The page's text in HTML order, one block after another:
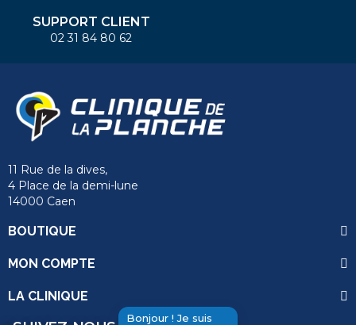
Bonjour ! Je suis
SUPPORT CLIENT
02 31 84 80 62
11 Rue de la dives,
4 Place de la demi-lune
14000 Caen
BOUTIQUE
MON COMPTE
LA CLINIQUE